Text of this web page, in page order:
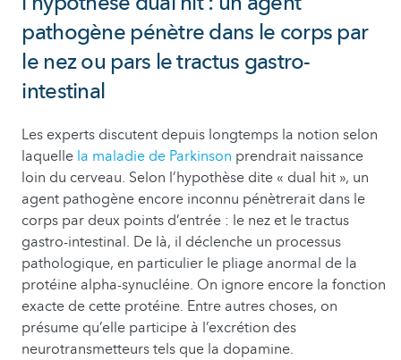
pathogène pénètre dans le corps par
le nez ou pars le tractus gastro-
intestinal
Les experts discutent depuis longtemps la notion selon
laquelle la maladie de Parkinson prendrait naissance
loin du cerveau. Selon l’hypothèse dite « dual hit », un
agent pathogène encore inconnu pénètrerait dans le
corps par deux points d’entrée : le nez et le tractus
gastro-intestinal. De là, il déclenche un processus
pathologique, en particulier le pliage anormal de la
protéine alpha-synucléine. On ignore encore la fonction
exacte de cette protéine. Entre autres choses, on
présume qu’elle participe à l’excrétion des
neurotransmetteurs tels que la dopamine.